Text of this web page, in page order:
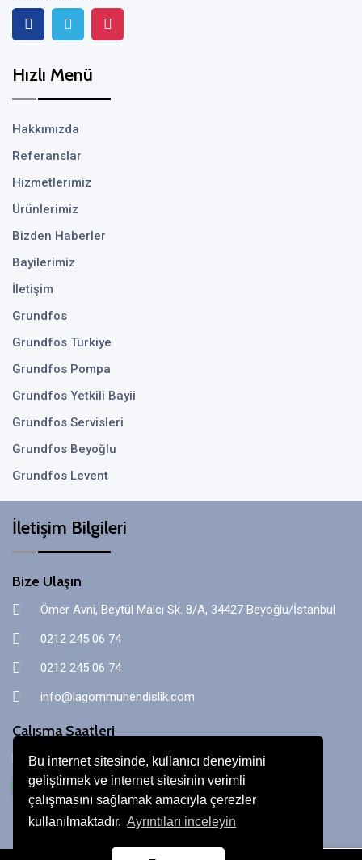
Bu internet sitesinde, kullanıcı deneyimini
geliştirmek ve internet sitesinin verimli
çalışmasını sağlamak amacıyla çerezler
kullanılmaktadır. Ayrıntıları inceleyin
Hızlı Menü
Hakkımızda
Referanslar
Hizmetlerimiz
Ürünlerimiz
Bizden Haberler
Bayilerimiz
İletişim
Grundfos
Grundfos Türkiye
Grundfos Pompa
Grundfos Yetkili Bayii
Grundfos Servisleri
Grundfos Beyoğlu
Grundfos Levent
İletişim Bilgileri
Bize Ulaşın
Ömer Avni, Beytül Malcı Sk. 8/A, 34427 Beyoğlu/İstanbul
0212 245 06 74
0212 245 06 74
info@lagommuhendislik.com
Çalışma Saatleri
Pazartesi - Cumartesi 09:00 - 18:00 Pazar: Kapalı